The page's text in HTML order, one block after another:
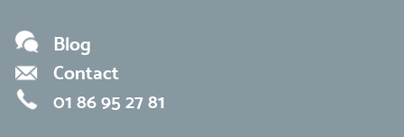
Blog
Contact
01 86 95 27 81